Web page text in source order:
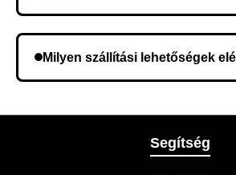
meg a rendelést.
Milyen szállítási lehetőségek
legmegfelelőbb szállítási módot.
Segítség